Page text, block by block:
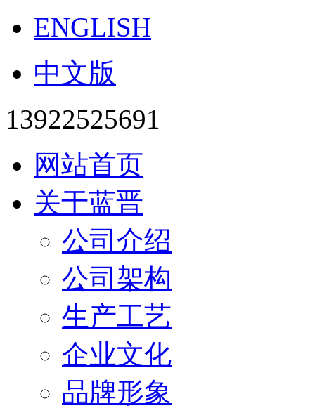
ENGLISH
中文版
13922525691
网站首页
关于蓝晋
公司介绍
公司架构
生产工艺
企业文化
品牌形象